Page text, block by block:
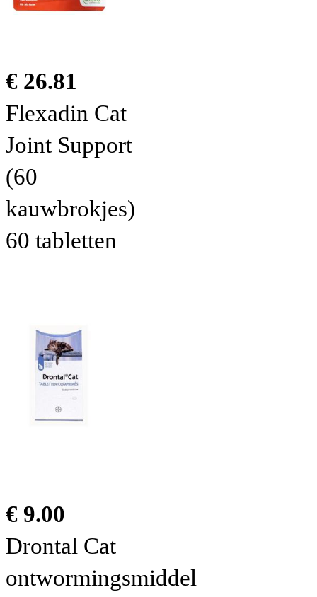
€ 26.81
Flexadin Cat
Joint Support
(60
kauwbrokjes)
60 tabletten
€ 9.00
Drontal Cat
ontwormingsmiddel